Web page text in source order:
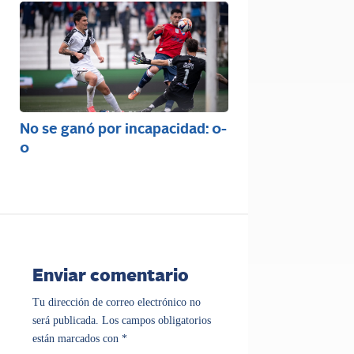
No se ganó por incapacidad: 0-
0
Enviar comentario
Tu dirección de correo electrónico no
será publicada. Los campos obligatorios
están marcados con *